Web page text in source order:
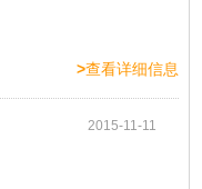
>查看详细信息
2015-11-11